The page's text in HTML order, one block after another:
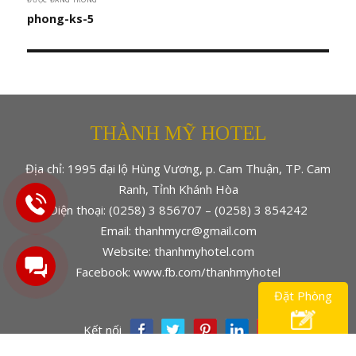
Đặt Phòng
hướng
phong-ks-5
THÀNH MỸ HOTEL
Địa chỉ: 1995 đại lộ Hùng Vương, p. Cam Thuận, TP. Cam
Ranh, Tỉnh Khánh Hòa
Điện thoại: (0258) 3 856707 – (0258) 3 854242
Email: thanhmycr@gmail.com
Website: thanhmyhotel.com
Facebook: www.fb.com/thanhmyhotel
Kết nối